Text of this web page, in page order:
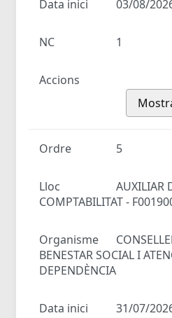
Data inici 03/08/
NC 1
Accions
Ordre 5
Lloc
AUXILIAR
COMPTABILITAT -
Organisme
BENESTAR SOCIAL I
DEPENDÈNCIA
Data inici 31/07/